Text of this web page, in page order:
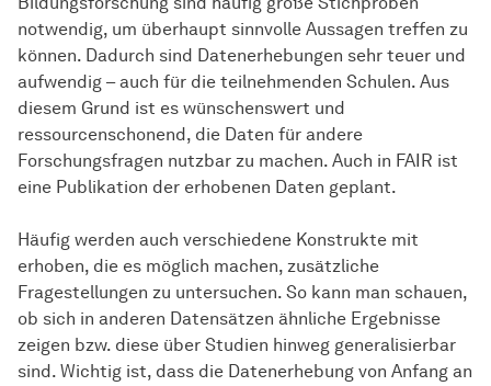
notwendig, um überhaupt sinnvolle Aussagen treffen zu
können. Dadurch sind Datenerhebungen sehr teuer und
aufwendig – auch für die teilnehmenden Schulen. Aus
diesem Grund ist es wünschenswert und
ressourcenschonend, die Daten für andere
Forschungsfragen nutzbar zu machen. Auch in FAIR ist
eine Publikation der erhobenen Daten geplant.
Häufig werden auch verschiedene Konstrukte mit
erhoben, die es möglich machen, zusätzliche
Fragestellungen zu untersuchen. So kann man schauen,
ob sich in anderen Datensätzen ähnliche Ergebnisse
zeigen bzw. diese über Studien hinweg generalisierbar
sind. Wichtig ist, dass die Datenerhebung von Anfang an